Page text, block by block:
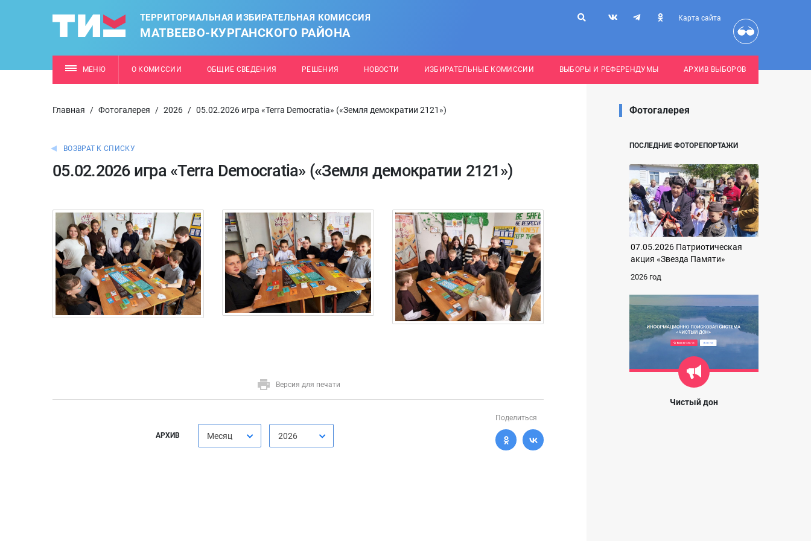
ТЕРРИТОРИАЛЬНАЯ ИЗБИРАТЕЛЬНАЯ КОМИССИЯ
МАТВЕЕВО-КУРГАНСКОГО РАЙОНА
Карта сайта
МЕНЮ О КОМИССИИ ОБЩИЕ СВЕДЕНИЯ РЕШЕНИЯ НОВОСТИ ИЗБИРАТЕЛЬНЫЕ КОМИССИИ ВЫБОРЫ И РЕФЕРЕНДУМЫ АРХИВ ВЫБОРОВ
Главная / Фотогалерея / 2026 / 05.02.2026 игра «Terra Democratia» («Земля демократии 2121»)
ВОЗВРАТ К СПИСКУ
05.02.2026 игра «Terra Democratia» («Земля демократии 2121»)
Версия для печати
АРХИВ Месяц 2026
Поделиться
Фотогалерея
ПОСЛЕДНИЕ ФОТОРЕПОРТАЖИ
07.05.2026 Патриотическая
акция «Звезда Памяти»
2026 год
Чистый дон